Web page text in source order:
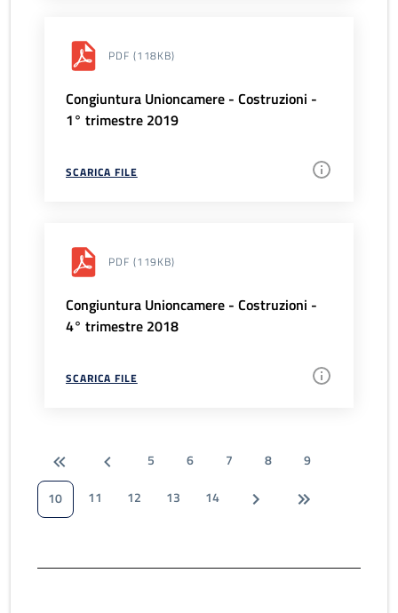
PDF (118KB)
Congiuntura Unioncamere - Costruzioni -
1° trimestre 2019
SCARICA FILE
PDF (119KB)
Congiuntura Unioncamere - Costruzioni -
4° trimestre 2018
SCARICA FILE
5 6 7 8
9
10
11 12 13 14